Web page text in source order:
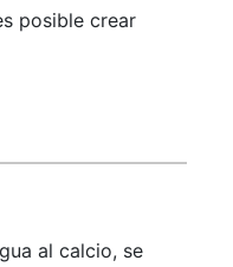
posible crear
al calcio, se